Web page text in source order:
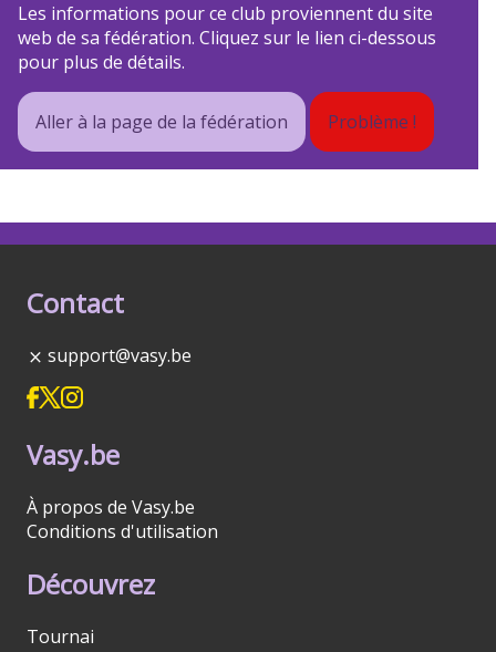
Les informations pour ce club proviennent du site
web de sa fédération. Cliquez sur le lien ci-dessous
pour plus de détails.
Aller à la page de la fédération Problème !
Contact
support@vasy.be
Vasy.be
À propos de Vasy.be
Conditions d'utilisation
Découvrez
Tournai